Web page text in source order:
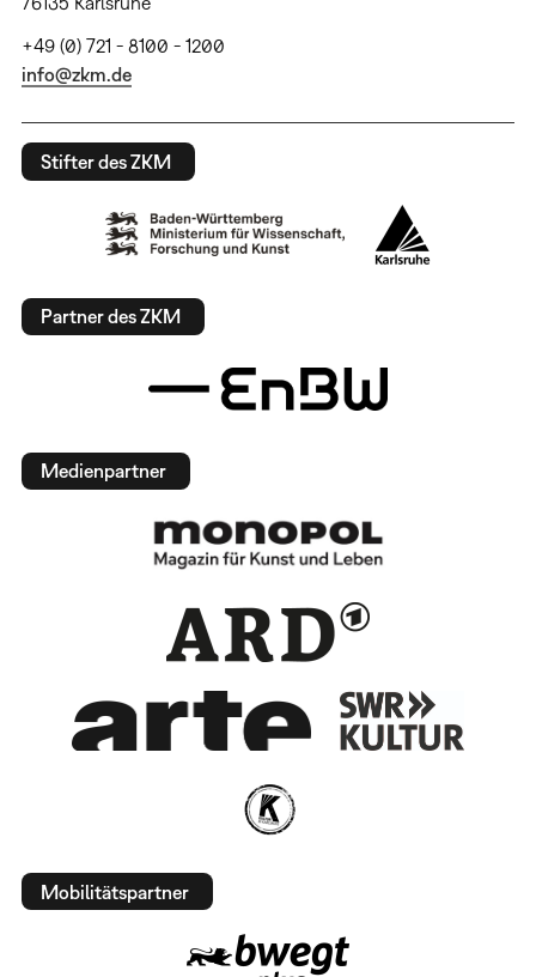
+49 (0) 721 - 8100 - 1200
info@zkm.de
Stifter des ZKM
Partner des ZKM
Medienpartner
Mobilitätspartner